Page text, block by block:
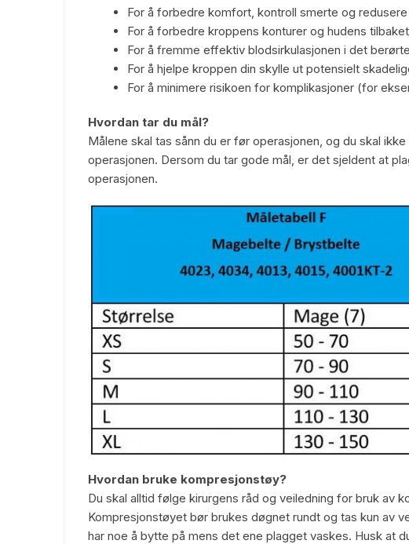
For å forbedre komfort, kontroll smerte og
For å forbedre kroppens konturer og hudens
For å fremme effektiv blodsirkulasjonen i det
For å hjelpe kroppen din skylle ut potensielt
For å minimere risikoen for komplikasjoner (for
Hvordan tar du mål?
Målene skal tas sånn du er før operasjonen, og du skal
operasjonen. Dersom du tar gode mål, er det sjeldent at
operasjonen.
Hvordan bruke kompresjonstøy?
Du skal alltid følge kirurgens råd og veiledning for bruk av
Kompresjonstøyet bør brukes døgnet rundt og tas kun av
har noe å bytte på mens det ene plagget vaskes. Husk at